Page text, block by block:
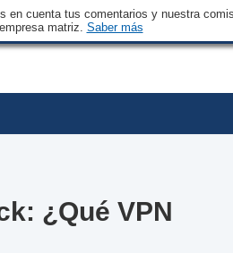
cuenta tus comentarios y nuestra
empresa matriz. Saber más
¿Qué VPN